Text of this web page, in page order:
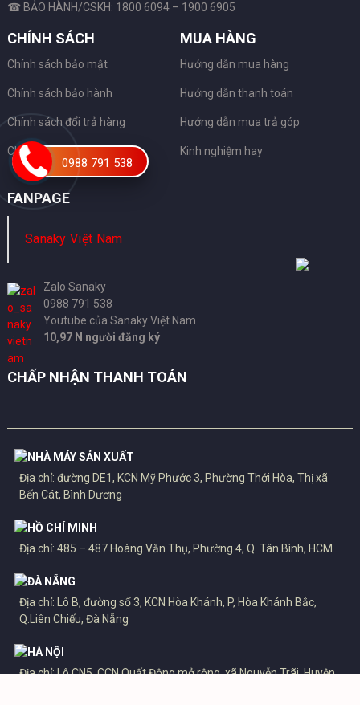
☎ BẢO HÀNH/CSKH: 1800 6094 – 1900 6905
CHÍNH SÁCH
Chính sách bảo mật
Chính sách bảo hành
Chính sách đổi trả hàng
Chứng nhận
MUA HÀNG
Hướng dẫn mua hàng
Hướng dẫn thanh toán
Hướng dẫn mua trả góp
Kinh nghiệm hay
FANPAGE
Sanaky Việt Nam
Zalo Sanaky
0988 791 538
Youtube của Sanaky Việt Nam
10,97 N người đăng ký
CHẤP NHẬN THANH TOÁN
NHÀ MÁY SẢN XUẤT
Địa chỉ: đường DE1, KCN Mỹ Phước 3, Phường Thới Hòa, Thị xã
Bến Cát, Bình Dương
HỒ CHÍ MINH
Địa chỉ: 485 – 487 Hoàng Văn Thụ, Phường 4, Q. Tân Bình, HCM
ĐÀ NẴNG
Địa chỉ: Lô B, đường số 3, KCN Hòa Khánh, P, Hòa Khánh Bắc,
Q.Liên Chiếu, Đà Nẵng
HÀ NỘI
Địa chỉ: Lô CN5, CCN Quất Động mở rộng, xã Nguyễn Trãi, Huyện
0988 791 538